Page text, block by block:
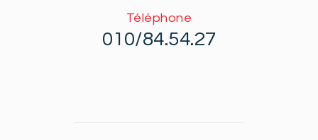
Téléphone
010/84.54.27